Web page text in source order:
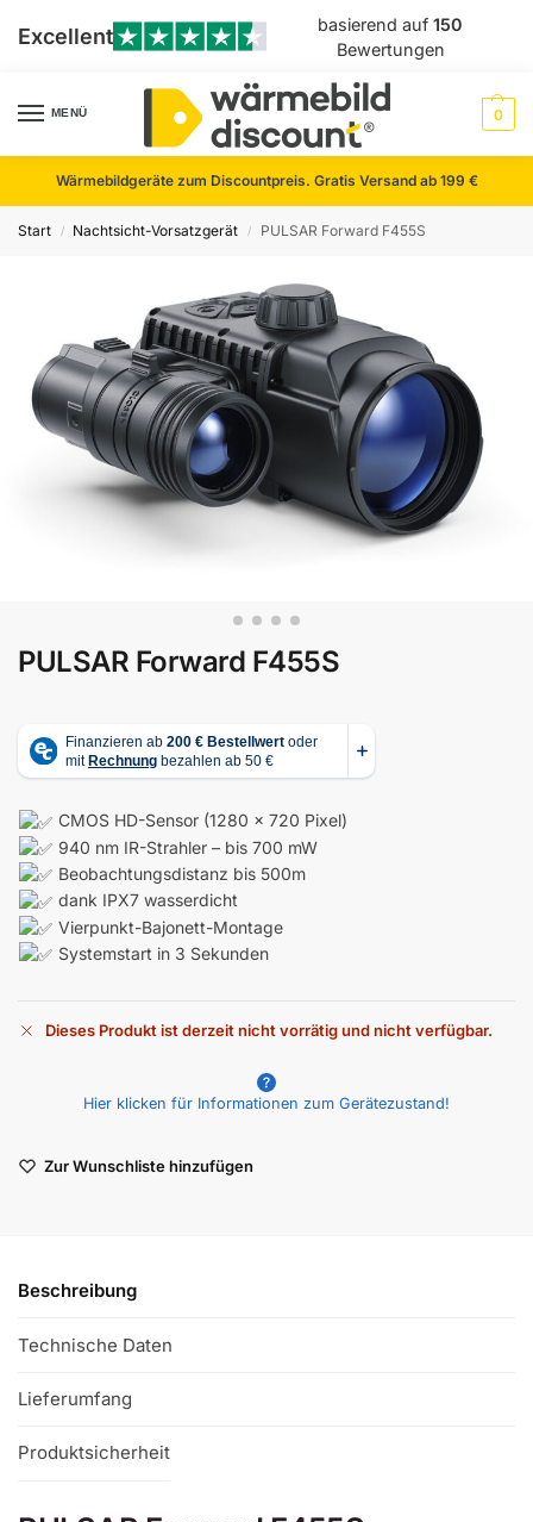
Excellent basierend auf150
Bewertungen
MENÜ 0
Wärmebildgeräte zum Discountpreis. Gratis Versand ab 199 €
Start / Nachtsicht-Vorsatzgerät / PULSAR Forward F455S
PULSAR Forward F455S
CMOS HD-Sensor (1280 x 720 Pixel)
940 nm IR-Strahler – bis 700 mW
Beobachtungsdistanz bis 500m
dank IPX7 wasserdicht
Vierpunkt-Bajonett-Montage
Systemstart in 3 Sekunden
Dieses Produkt ist derzeit nicht vorrätig und nicht verfügbar.
r
v
:
Hier klicken für Informationen zum Gerätezustand!
Zur Wunschliste hinzufügen
Beschreibung
Technische Daten
Lieferumfang
Produktsicherheit